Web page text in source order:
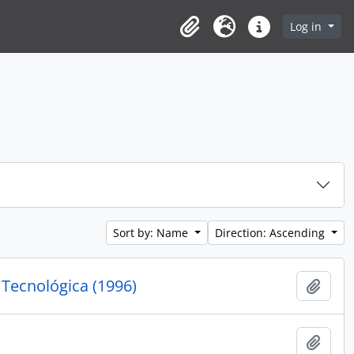
ClipboardLanguageQuick linksLog in
Sort by: Name Direction: Ascending
(1996)